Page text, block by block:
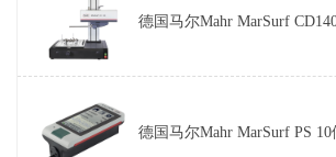
德国马尔Mahr MarSurf
德国马尔Mahr MarSurf PS